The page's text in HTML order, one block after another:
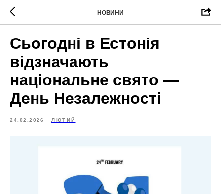
НОВИНИ
Сьогодні в Естонія
відзначають
національне свято —
День Незалежності
24.02.2026 ЛЮТИЙ